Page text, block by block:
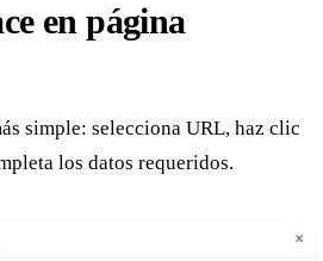
en página
simple: selecciona URL, haz clic
los datos requeridos.